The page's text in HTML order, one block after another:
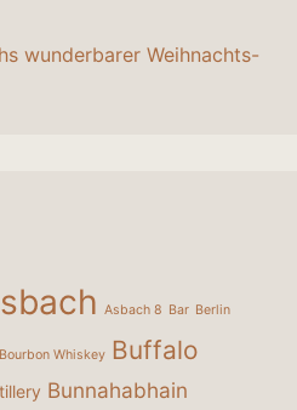
wunderbarer Weihnachts-
Asbach 8 Bar Berlin
Bourbon Whiskey Buffalo
Bunnahabhain